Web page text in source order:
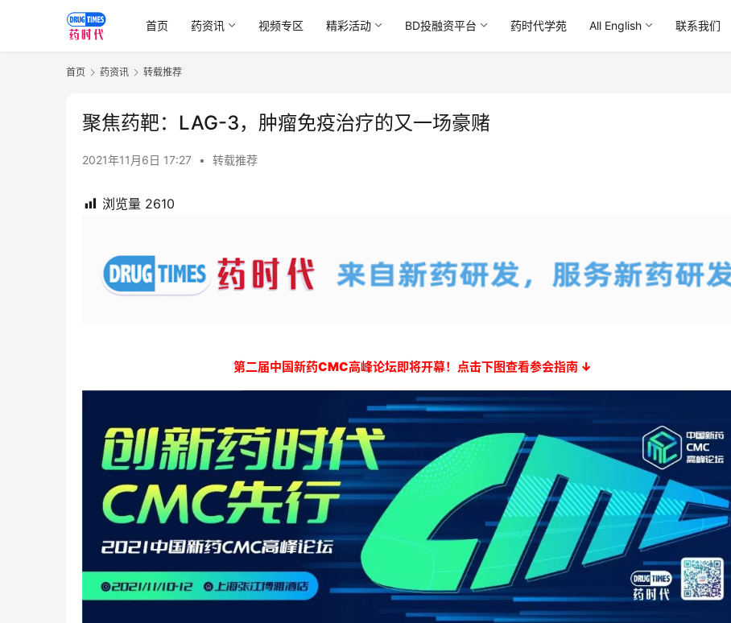
首页 药资讯 视频专区 精彩活动 BD投融资平台 药时代学苑 All English 联系我们
首页 药资讯 转载推荐
聚焦药靶：LAG-3，肿瘤免疫治疗的又一场豪赌
2021年11月6日 17:27 • 转载推荐
浏览量 2610
第二届中国新药CMC高峰论坛即将开幕！点击下图查看参会指南 ↓